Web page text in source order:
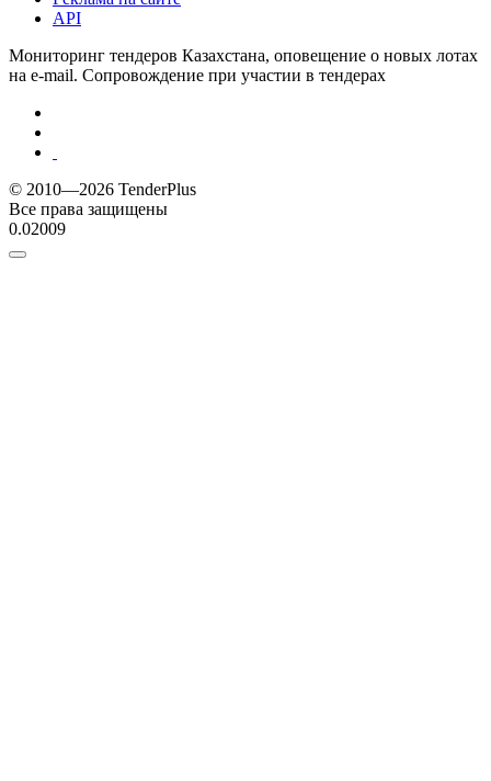
API
Мониторинг тендеров Казахстана, оповещение о новых лотах
на e-mail. Сопровождение при участии в тендерах
© 2010—2026 TenderPlus
Все права защищены
0.02009